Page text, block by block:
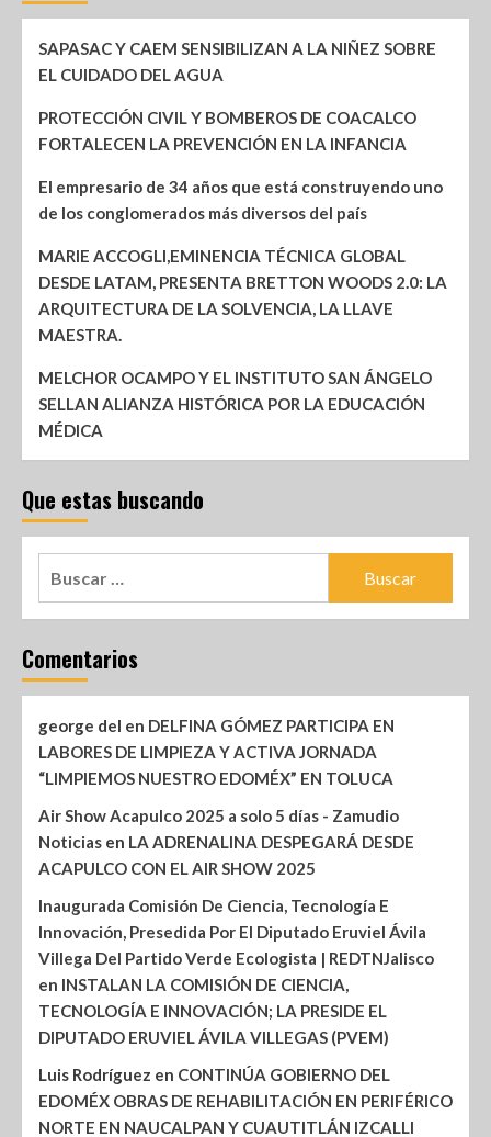
SAPASAC Y CAEM SENSIBILIZAN A LA NIÑEZ SOBRE
EL CUIDADO DEL AGUA
PROTECCIÓN CIVIL Y BOMBEROS DE COACALCO
FORTALECEN LA PREVENCIÓN EN LA INFANCIA
El empresario de 34 años que está construyendo uno
de los conglomerados más diversos del país
MARIE ACCOGLI,EMINENCIA TÉCNICA GLOBAL
DESDE LATAM, PRESENTA BRETTON WOODS 2.0: LA
ARQUITECTURA DE LA SOLVENCIA, LA LLAVE
MAESTRA.
MELCHOR OCAMPO Y EL INSTITUTO SAN ÁNGELO
SELLAN ALIANZA HISTÓRICA POR LA EDUCACIÓN
MÉDICA
Que estas buscando
Comentarios
george del en DELFINA GÓMEZ PARTICIPA EN
LABORES DE LIMPIEZA Y ACTIVA JORNADA
“LIMPIEMOS NUESTRO EDOMÉX” EN TOLUCA
Air Show Acapulco 2025 a solo 5 días - Zamudio
Noticias en LA ADRENALINA DESPEGARÁ DESDE
ACAPULCO CON EL AIR SHOW 2025
Inaugurada Comisión De Ciencia, Tecnología E
Innovación, Presedida Por El Diputado Eruviel Ávila
Villega Del Partido Verde Ecologista | REDTNJalisco
en INSTALAN LA COMISIÓN DE CIENCIA,
TECNOLOGÍA E INNOVACIÓN; LA PRESIDE EL
DIPUTADO ERUVIEL ÁVILA VILLEGAS (PVEM)
Luis Rodríguez en CONTINÚA GOBIERNO DEL
EDOMÉX OBRAS DE REHABILITACIÓN EN PERIFÉRICO
NORTE EN NAUCALPAN Y CUAUTITLÁN IZCALLI